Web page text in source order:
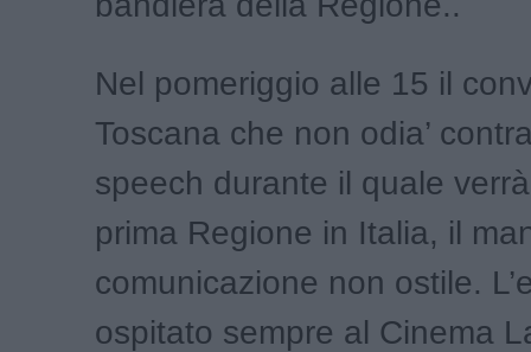
Nel pomeriggio alle 15 il
Toscana che non odia’
speech durante il quale
prima Regione in Italia, il
comunicazione non ostile.
ospitato sempre al Cinema